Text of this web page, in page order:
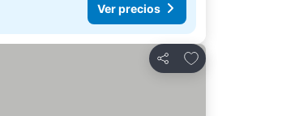
Ver precios
Compartir
Agregar a favoritos